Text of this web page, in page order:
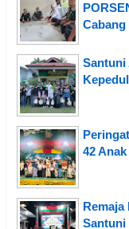
Cabang
Santuni
42
Remaja
Santuni